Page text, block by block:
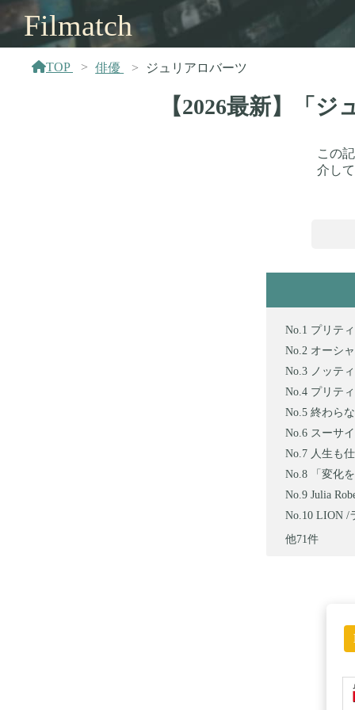
Filmatch
TOP 俳優 ジュリアロバーツ
【2026最新】「
この
介し
プリテ
オーシ
ノッテ
プリテ
終わら
スーサ
人生も
「変化
Julia
LION /
他71件